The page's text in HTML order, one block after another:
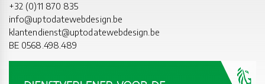
+32 (0)11 870 835
info@uptodatewebdesign.be
klantendienst@uptodatewebdesign.be
BE 0568.498.489